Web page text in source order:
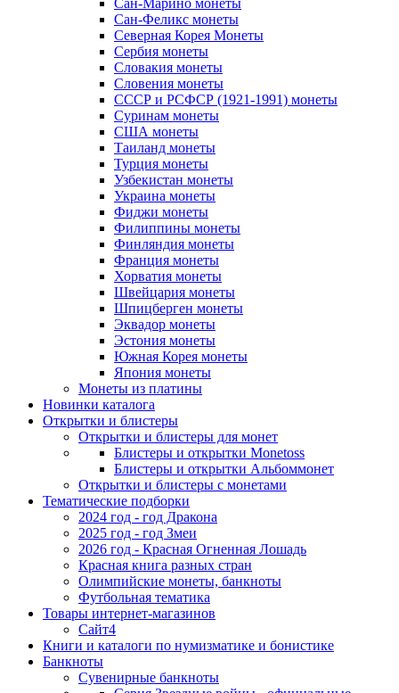
Сан-Марино монеты
Сан-Феликс монеты
Северная Корея Монеты
Сербия монеты
Словакия монеты
Словения монеты
СССР и РСФСР (1921-1991) монеты
Суринам монеты
США монеты
Таиланд монеты
Турция монеты
Узбекистан монеты
Украина монеты
Фиджи монеты
Филиппины монеты
Финляндия монеты
Франция монеты
Хорватия монеты
Швейцария монеты
Шпицберген монеты
Эквадор монеты
Эстония монеты
Южная Корея монеты
Япония монеты
Монеты из платины
Новинки каталога
Открытки и блистеры
Открытки и блистеры для монет
Блистеры и открытки Monetoss
Блистеры и открытки Альбоммонет
Открытки и блистеры с монетами
Тематические подборки
2024 год - год Дракона
2025 год - год Змеи
2026 год - Красная Огненная Лошадь
Красная книга разных стран
Олимпийские монеты, банкноты
Футбольная тематика
Товары интернет-магазинов
Сайт4
Книги и каталоги по нумизматике и бонистике
Банкноты
Сувенирные банкноты